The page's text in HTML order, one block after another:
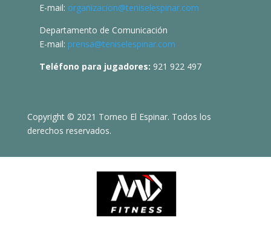
E-mail: organizacion@teniselespinar.com
Departamento de Comunicación
E-mail: prensa@teniselespinar.com
Teléfono para jugadores: 921 922 497
Copyright © 2021 Torneo El Espinar. Todos los
derechos reservados.